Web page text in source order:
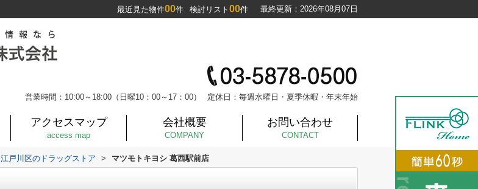
最近見た物件00件 検討リスト 00件 最終更新：2026年08月07日
営業時間：10:00～18:00（日曜10：00～17：00） 定休日：毎週水曜日・夏季休暇・年末年始
アクセスマップ
access map
会社概要
COMPANY
お問い合わせ
CONTACT
江戸川区のドラッグストア > マツモトキヨシ 葛西駅前店